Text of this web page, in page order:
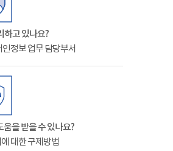
하고 있나요?
정보 업무 담당부서
을 받을 수 있나요?
대한 구제방법